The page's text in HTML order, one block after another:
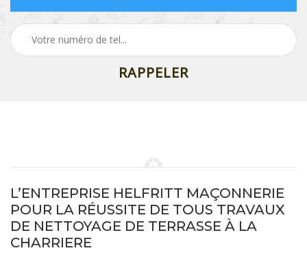
L’ENTREPRISE HELFRITT MAÇONNERIE
POUR LA RÉUSSITE DE TOUS TRAVAUX
DE NETTOYAGE DE TERRASSE À LA
CHARRIERE